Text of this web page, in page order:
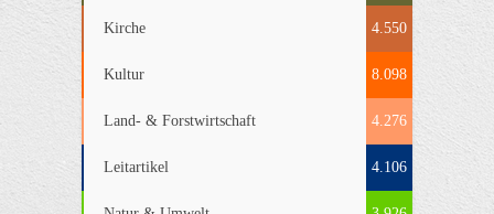
Kirche 4.550
Kultur 8.098
Land- & Forstwirtschaft 4.276
Leitartikel 4.106